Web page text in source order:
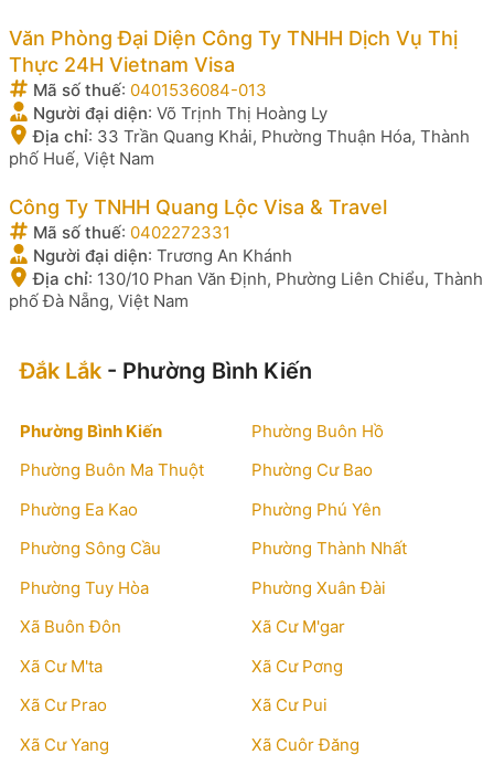
Văn Phòng Đại Diện Công Ty TNHH Dịch Vụ Thị
Thực 24H Vietnam Visa
Mã số thuế: 0401536084-013
Người đại diện: Võ Trịnh Thị Hoàng Ly
Địa chỉ: 33 Trần Quang Khải, Phường Thuận Hóa, Thành
phố Huế, Việt Nam
Công Ty TNHH Quang Lộc Visa & Travel
Mã số thuế: 0402272331
Người đại diện: Trương An Khánh
Địa chỉ: 130/10 Phan Văn Định, Phường Liên Chiểu, Thành
phố Đà Nẵng, Việt Nam
Đắk Lắk - Phường Bình Kiến
Phường Bình Kiến
Phường Buôn Hồ
Phường Buôn Ma Thuột
Phường Cư Bao
Phường Ea Kao
Phường Phú Yên
Phường Sông Cầu
Phường Thành Nhất
Phường Tuy Hòa
Phường Xuân Đài
Xã Buôn Đôn
Xã Cư M'gar
Xã Cư M'ta
Xã Cư Pơng
Xã Cư Prao
Xã Cư Pui
Xã Cư Yang
Xã Cuôr Đăng